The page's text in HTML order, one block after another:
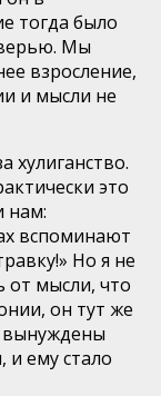
тогда было
Мы
взросление,
и мысли не
хулиганство.
это
нам:
вспоминают
Но я не
от мысли, что
он тут же
вынуждены
и ему стало